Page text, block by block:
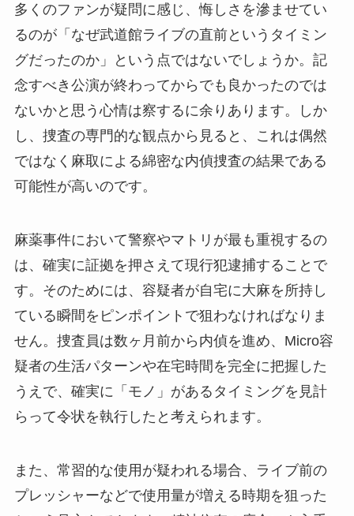
多くのファンが疑問に感じ、悔しさを滲ませてい
るのが「なぜ武道館ライブの直前というタイミン
グだったのか」という点ではないでしょうか。記
念すべき公演が終わってからでも良かったのでは
ないかと思う心情は察するに余りあります。しか
し、捜査の専門的な観点から見ると、これは偶然
ではなく麻取による綿密な内偵捜査の結果である
可能性が高いのです。
麻薬事件において警察やマトリが最も重視するの
は、確実に証拠を押さえて現行犯逮捕することで
す。そのためには、容疑者が自宅に大麻を所持し
ている瞬間をピンポイントで狙わなければなりま
せん。捜査員は数ヶ月前から内偵を進め、Micro容
疑者の生活パターンや在宅時間を完全に把握した
うえで、確実に「モノ」があるタイミングを見計
らって令状を執行したと考えられます。
また、常習的な使用が疑われる場合、ライブ前の
プレッシャーなどで使用量が増える時期を狙った